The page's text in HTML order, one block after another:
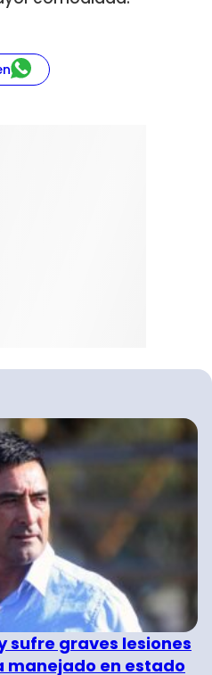
sufre graves lesiones
manejado en estado